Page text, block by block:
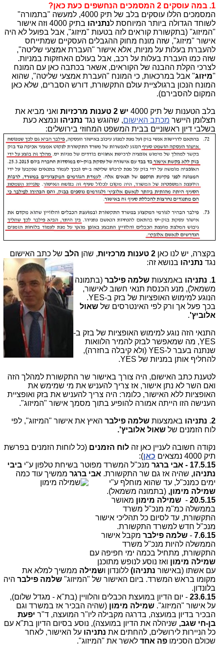
1. במה עוסקים 2 המסמכים הנחשפים כעת כאן?
המסמכים הללו עוסקים בלב של תיק 4000, למעשה "בתמורה"
לשוחד הגדולה ביותר המיוחסת לנתניהו
בתיק 4000 וזה אישור
"המיזוג" (בתקשורת קוראים לזה בטעות "מיזוג", אבל בפועל לא היה
אישור "מיזוג", שזה מונח מחוק ההגבלים העסקיים שמתייחס
להעברת בעלות על מניות, אלא אישור "העברת אמצעי שליטה",
שזה כמו העברת בעלות על רכב, אבל בעולם האחזקות במניות.
לצרכי הקלת ההבנה של הקוראים, אשאר בכתבה כאן עם המונח
"מיזוג" אבל במרכאות, כי המונח "העברת אמצעי שליטה", שהוא
המונח הנכון ברגולציית עולם התקשורת, דורש הסברים, שלא כאן
המקום להסבירם).
בלב הטענות של תיק 4000 יש 2 טענות מרכזיות
ואני מביא את
תצלומן היישר מכתב האישום, שהוגש נגד נתניהו ונמצא כעת
בשלבי דיון ראשוניים בבית המשפט המחוזי בירושלים:
בקצרה, יש לנו כאן 2 טענות מרכזיות , שהן הלב של כתב האישום
נגד נתניהו בנושא זה:
1
. נתניהו באמצעות שלמה פילבר(בתמונה
משמאל), מנע הכנסת תנאי חשוב לאישור,
הנוגע למימוש האופציות של בזק ב-YES.
בכך פעל אך ורק לפי האינטרסים של שאול
אלוביץ'.
התנאי הזה נוגע למימוש האופציות של בזק ב-
YES, מה שמאפשר לבזק להמיר הלוואות
שנתנה בעבר ל-YES (ולא קיבלה בחזרה),
להחליף אותן במניות של YES.
לטענת כתב האישום, היה צורך באישור שר התקשורת למהלך הזה
ואם השר לא נתן אישור, אז צריך להעניש את מי שמימש את
האופציות ללא האישור, כלומר: היה צריך להעניש את בזק ואופציית
הענישה הזו הייתה אמורה להופיע בתוך מסמך אישור "המיזוג".
2
. נתניהו באמצעות שלמה פילברהאיץ את אישור "המיזוג", לפי
לוח הזמנים של שאול אלוביץ'.
נקודה חשובה לעניין כאן זה לוח הזמנים (כל לוחות הזמנים בפרשת
תיק 4000 נמצאים
כאן):
17.5.15 -
אבי ברגרמנכ"ל המשרד מפוטר בשיחת טלפון ע"י ביבי
נתניהו,שהיה אז גם שר התקשורת. אבי ברגרממשיך עוד כמה
ימים כמנכ"ל, עד שהוא מוחלף ע"י
שמילה מימון, (בתמונה משמאל).
20.5.15
- שמילה מימוןמאושר
בממשלה כמ"מ מנכ"ל משרד
התקשורת, עד לסיום כל תהליכי אישור
מנכ"ל חדש למשרד התקשורת.
7.6.15
- שלמה פילברמקבל אישור
הממשלה להיות מנכ"ל משרד
התקשורת, מתחיל בכמה ימי חפיפה עם
שמילה מימוןואז נוסע לנופש מתוכנן
עם אשתו (באישור נתניהו)ללונדון ו שמילהממשיך למלא את
מקומו בראש המשרד. ביום האישור של "המיזוג" שלמה פילברהיה
בלונדון.
23.6.15- יום הדיון במועצת הכבלים והלוויין (בת"א - מגדל שלום),
על אישור "המיזוג". שמילה מימון (שהיה הבכיר אז במשרד וגם
הבכיר בדיון במועצה, בדרגה מקבילה ליו"ר המועצה, ד"ר יפעת
בן-חי שגב, שניהלה את הדיון במועצה), נוסע בסיום הדיון בת"א עם
כל הניירות לירושלים, להחתים את נתניהו על האישור, לאחר
שכולם הסכימו פה אחדלאשר את "המיזוג".